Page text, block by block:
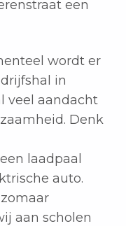
een
wordt er
in
veel aandacht
Denk
laadpaal
auto.
aan scholen